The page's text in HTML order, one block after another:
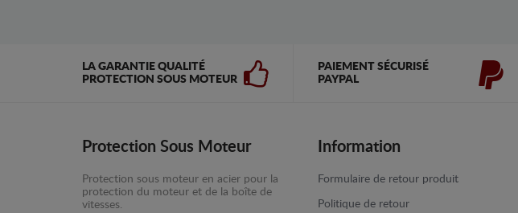
LA GARANTIE QUALITÉ
PROTECTION SOUS MOTEUR
PAIEMENT SÉCURISÉ
PAYPAL
Protection Sous Moteur
Protection sous moteur en acier pour la
protection du moteur et de la boîte de
vitesses.
Information
Formulaire de retour produit
Politique de retour